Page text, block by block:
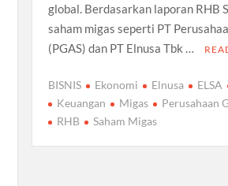
global. Berdasarkan laporan RHB
saham migas seperti PT
(PGAS) dan PT Elnusa Tbk …
BISNIS Ekonomi Elnusa ELSA
Keuangan
Migas Perusahaan
RHB
Saham Migas